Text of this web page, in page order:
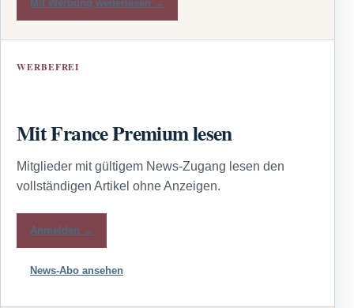
Mit Werbung weiterlesen →
WERBEFREI
Mit France Premium lesen
Mitglieder mit gültigem News-Zugang lesen den
vollständigen Artikel ohne Anzeigen.
Anmelden →
News-Abo ansehen